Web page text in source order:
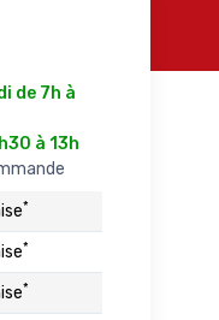
de 7h à
à 13h
*
*
*